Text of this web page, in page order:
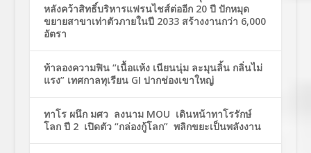
หลังคว้าสิทธิ์บริหารแฟรนไชส์ต่ออีก 20 ปี ปักหมุด
ขยายสาขาเท่าตัวภายในปี 2033 สร้างงานกว่า 6,000
อัตรา
ท้าลองความฟิน “เนื้อแห้ง เนียนนุ่ม ละมุนลิ้น กลิ่นไม่
แรง” เทศกาลทุเรียน GI ปากช่องเขาใหญ่
ทาโร ผนึก มศว ลงนาม MOU เดินหน้าทาโรรักษ์
โลก ปี 2 เปิดตัว “กล่องกู้โลก” พลิกขยะเป็นพลังงาน